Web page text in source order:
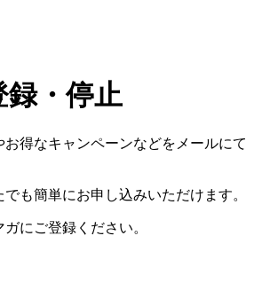
・停止
お得なキャンペーンなどをメールにて
も簡単にお申し込みいただけます。
にご登録ください。